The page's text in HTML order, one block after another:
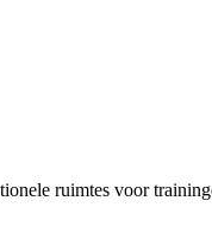
ruimtes voor